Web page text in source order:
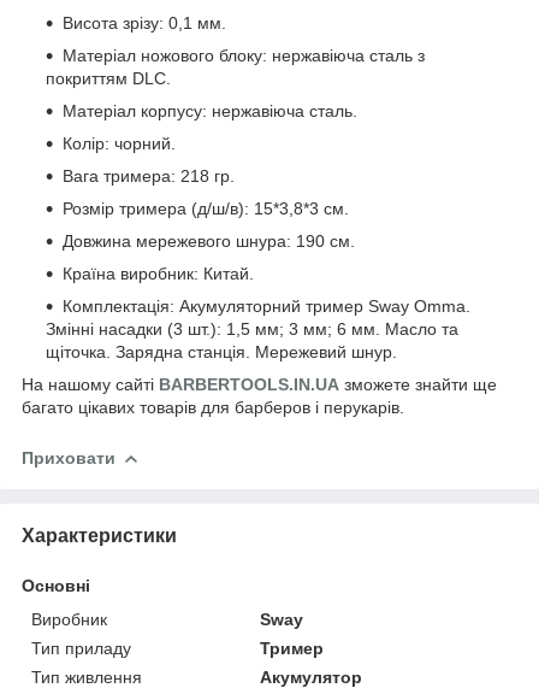
Висота зрізу: 0,1 мм.
Матеріал ножового блоку: нержавіюча сталь з
покриттям DLC.
Матеріал корпусу: нержавіюча сталь.
Колір: чорний.
Вага тримера: 218 гр.
Розмір тримера (д/ш/в): 15*3,8*3 см.
Довжина мережевого шнура: 190 см.
Країна виробник: Китай.
Комплектація: Акумуляторний тример Sway Omma.
Змінні насадки (3 шт.): 1,5 мм; 3 мм; 6 мм. Масло та
щіточка. Зарядна станція. Мережевий шнур.
На нашому сайті BARBERTOOLS.IN.UA зможете знайти ще
багато цікавих товарів для барберов і перукарів.
Приховати
Характеристики
Основні
Виробник
Sway
Тип приладу
Тример
Тип живлення
Акумулятор